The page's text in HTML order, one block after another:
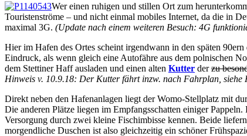
Wer einen ruhigen und stillen Ort zum
Touristenströme – und nicht einmal mobiles Internet, da die in
maximal 3G. (Update nach einem weiteren Besuch: 4G
Hier im Hafen des Ortes scheint irgendwann in den späten
Eindruck, als wenn gleich eine Autofähre aus dem polnischen
dem Stettiner Haff ausladen und einen alten Kutter derzu
Hinweis v. 10.9.18: Der Kutter fährt inzw. nach Fahrplan, siehe
Direkt neben den Hafenanlagen liegt der Womo-Stellplatz mit
Die anderen Plätze liegen im Empfangsschatten einiger
Versorgung durch zwei kleine Fischimbisse kennen. Beide
morgendliche Duschen ist also gleichzeitig ein schöner